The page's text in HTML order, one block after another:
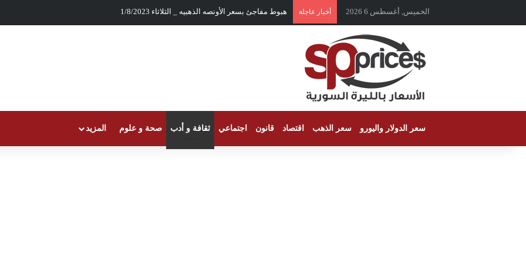
الخميس, أغسطس 6 2026 أخبار عاجلة هبوط مفاجئ بسعر الأونصه الذهبيه _ الثلاثاء 1/8/2023
سعر الدولار واليورو سعر الذهب اقتصاد قانون اجتماعي ثقافة و أدب صحة و علوم المزيد